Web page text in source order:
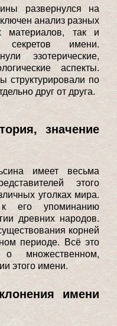
развернулся на
анализ разных
материалов, так и
имени.
эзотерические,
аспекты.
структурировали по
друг от друга.
значение
имеет весьма
этого
уголках мира.
его упоминанию
древних народов.
корней
периоде. Всё это
множественном,
этого имени.
имени